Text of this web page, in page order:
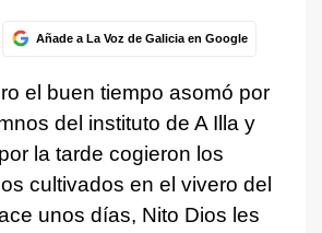
Añade a La Voz de Galicia en Google
el buen tiempo asomó por
del instituto de A Illa y
la tarde cogieron los
cultivados en el vivero del
unos días, Nito Dios les